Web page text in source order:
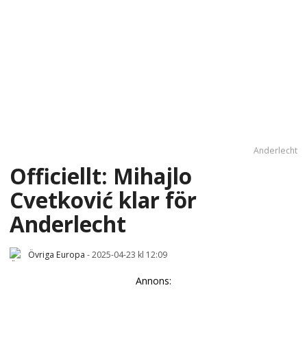
Anderlecht
Officiellt: Mihajlo
Cvetković klar för
Anderlecht
Övriga Europa -2025-04-23 kl 12:09
Annons: